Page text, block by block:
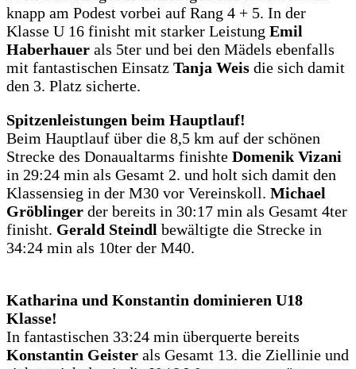
knapp am Podest vorbei auf Rang 4 + 5. In der
Klasse U 16 finisht mit starker Leistung Emil
Haberhauer als 5ter und bei den Mädels ebenfalls
mit fantastischen Einsatz Tanja Weis die sich damit
den 3. Platz sicherte.
Spitzenleistungen beim Hauptlauf!
Beim Hauptlauf über die 8,5 km auf der schönen
Strecke des Donaualtarms finishte Domenik Vizani
in 29:24 min als Gesamt 2. und holt sich damit den
Klassensieg in der M30 vor Vereinskoll. Michael
Gröblinger der bereits in 30:17 min als Gesamt 4ter
finisht. Gerald Steindl bewältigte die Strecke in
34:24 min als 10ter der M40.
Katharina und Konstantin dominieren U18
Klasse!
In fantastischen 33:24 min überquerte bereits
Konstantin Geister als Gesamt 13. die Ziellinie und